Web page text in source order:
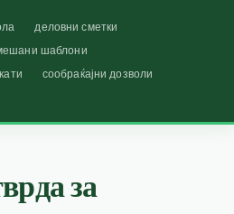
деловни сметки
шаблони
сообраќајни дозволи
за